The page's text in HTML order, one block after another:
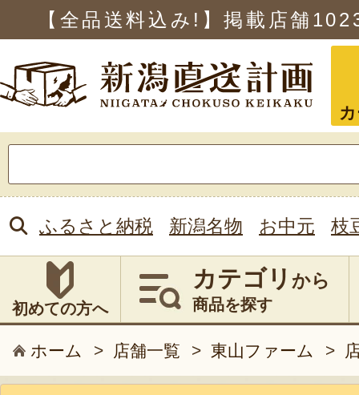
【全品送料込み!】掲載店舗
索:
ふるさと納税 新潟名物 お中元 枝
初めての方へ
カテゴリ から
商品を探す
ホーム > 店舗一覧 > 東山ファーム >